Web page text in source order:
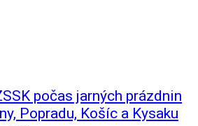
počas jarných prázdnin
Popradu, Košíc a Kysaku